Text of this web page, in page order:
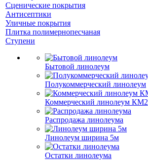
Сценические покрытия
Антисептики
Уличные покрытия
Плитка полимернопесчаная
Ступени
Бытовой линолеум
Полукоммерческий линолеум
Коммерческий линолеум КМ2
Распродажа линолеума
Линолеум ширина 5м
Остатки линолеума